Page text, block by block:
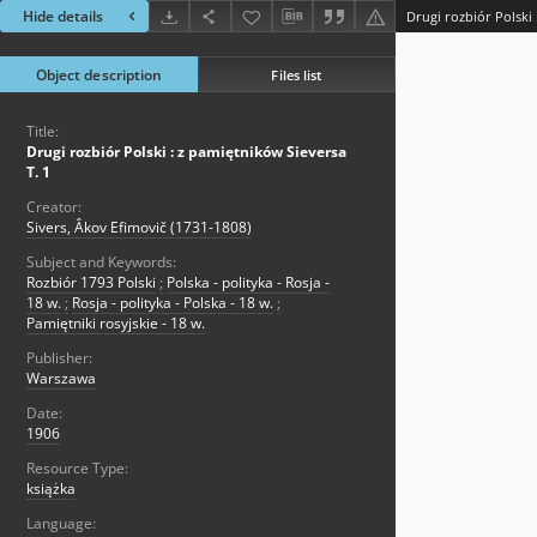
Hide details Drugi rozbiór Polski
Object description Files list
Title:
Drugi rozbiór Polski : z pamiętników Sieversa
T. 1
Creator:
Sivers, Âkov Efimovič (1731-1808)
Subject and Keywords:
Rozbiór 1793 Polski ; Polska - polityka - Rosja -
18 w. ; Rosja - polityka - Polska - 18 w. ;
Pamiętniki rosyjskie - 18 w.
Publisher:
Warszawa
Date:
1906
Resource Type:
książka
Language: